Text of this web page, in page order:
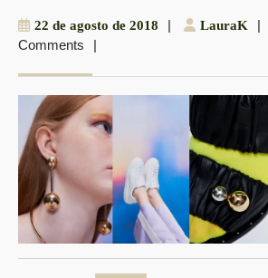
22 de agosto de 2018 22| LauraK |
Comments
|